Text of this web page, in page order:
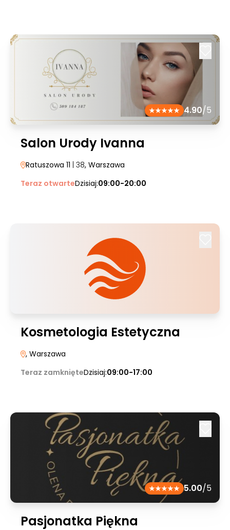
4.90/5
Salon Urody Ivanna
Ratuszowa 11 | 38, Warszawa
Teraz otwarteDzisiaj:09:00-20:00
Kosmetologia Estetyczna
, Warszawa
Teraz zamknięteDzisiaj:09:00-17:00
5.00/5
Pasjonatka Piękna